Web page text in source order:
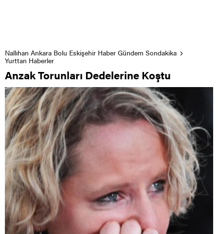
Nallıhan Ankara Bolu Eskişehir Haber Gündem Sondakika
Yurttan Haberler
Anzak Torunları Dedelerine Koştu